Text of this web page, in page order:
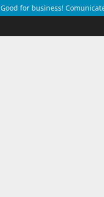
Good for business!